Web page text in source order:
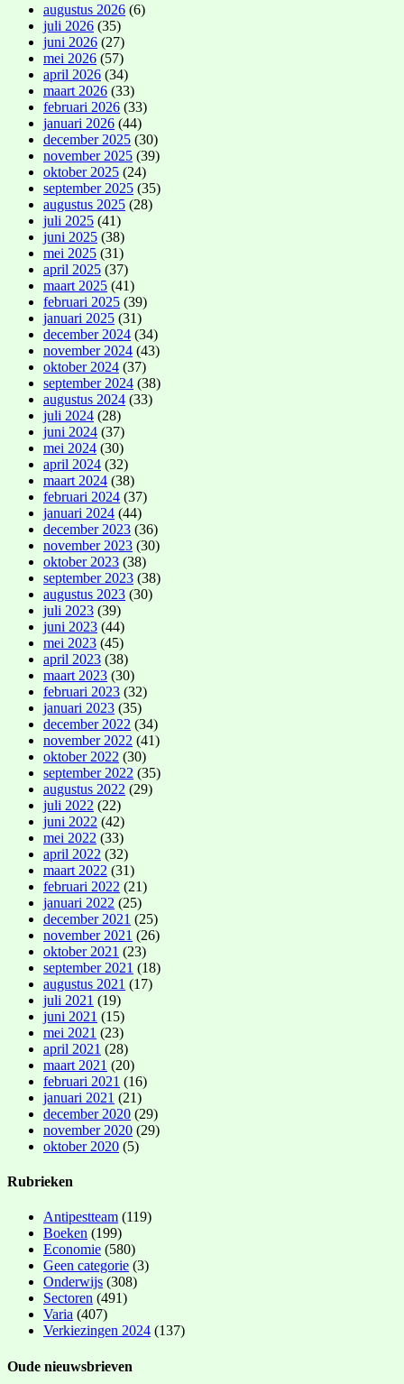
augustus 2026 (6)
juli 2026 (35)
juni 2026 (27)
mei 2026 (57)
april 2026 (34)
maart 2026 (33)
februari 2026 (33)
januari 2026 (44)
december 2025 (30)
november 2025 (39)
oktober 2025 (24)
september 2025 (35)
augustus 2025 (28)
juli 2025 (41)
juni 2025 (38)
mei 2025 (31)
april 2025 (37)
maart 2025 (41)
februari 2025 (39)
januari 2025 (31)
december 2024 (34)
november 2024 (43)
oktober 2024 (37)
september 2024 (38)
augustus 2024 (33)
juli 2024 (28)
juni 2024 (37)
mei 2024 (30)
april 2024 (32)
maart 2024 (38)
februari 2024 (37)
januari 2024 (44)
december 2023 (36)
november 2023 (30)
oktober 2023 (38)
september 2023 (38)
augustus 2023 (30)
juli 2023 (39)
juni 2023 (44)
mei 2023 (45)
april 2023 (38)
maart 2023 (30)
februari 2023 (32)
januari 2023 (35)
december 2022 (34)
november 2022 (41)
oktober 2022 (30)
september 2022 (35)
augustus 2022 (29)
juli 2022 (22)
juni 2022 (42)
mei 2022 (33)
april 2022 (32)
maart 2022 (31)
februari 2022 (21)
januari 2022 (25)
december 2021 (25)
november 2021 (26)
oktober 2021 (23)
september 2021 (18)
augustus 2021 (17)
juli 2021 (19)
juni 2021 (15)
mei 2021 (23)
april 2021 (28)
maart 2021 (20)
februari 2021 (16)
januari 2021 (21)
december 2020 (29)
november 2020 (29)
oktober 2020 (5)
Rubrieken
Antipestteam (119)
Boeken (199)
Economie (580)
Geen categorie (3)
Onderwijs (308)
Sectoren (491)
Varia (407)
Verkiezingen 2024 (137)
Oude nieuwsbrieven